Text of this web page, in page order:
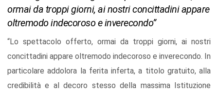
ormai da troppi giorni, ai nostri concittadini appare
oltremodo indecoroso e inverecondo”
“Lo spettacolo offerto, ormai da troppi giorni, ai nostri
concittadini appare oltremodo indecoroso e inverecondo. In
particolare addolora la ferita inferta, a titolo gratuito, alla
credibilità e al decoro stesso della massima Istituzione